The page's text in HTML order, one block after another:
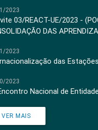
2023
03/REACT-UE/2023 -
DAS
2023
das
2023
Nacional de
VER MAIS